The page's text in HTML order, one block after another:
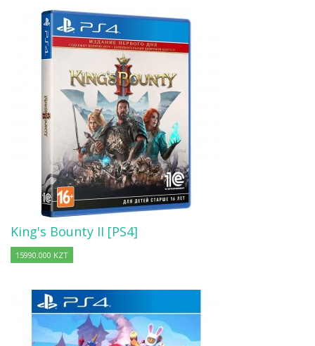
King's Bounty II [PS4]
15990.000 KZT